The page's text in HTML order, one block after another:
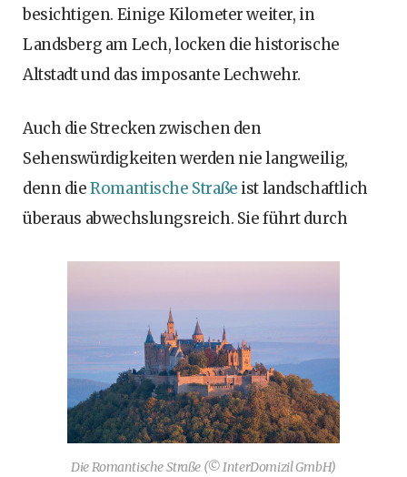
besichtigen. Einige Kilometer weiter, in
Landsberg am Lech, locken die historische
Altstadt und das imposante Lechwehr.
Auch die Strecken zwischen den
Sehenswürdigkeiten werden nie langweilig,
denn dieRomantische Straße ist landschaftlich
überaus abwechslungsreich. Sie führt durch
Die Romantische Straße (© InterDomizil GmbH)